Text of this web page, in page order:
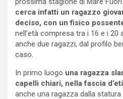
cerca infatti un ragazzo
deciso, con un fisico
nell’età compresa tra i 16 e i 20
anche due ragazzi, dal profilo
caso.
In primo luogo una ragazza
capelli chiari, nella fascia
anche una ragazza dalla statura